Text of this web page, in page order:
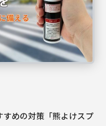
めの対策「熊よけスプ